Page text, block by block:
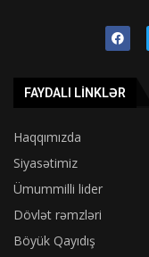
FAYDALI LINKLƏR
Haqqımızda
Siyasətimiz
Ümummilli lider
Dövlət rəmzləri
Böyük Qayıdış